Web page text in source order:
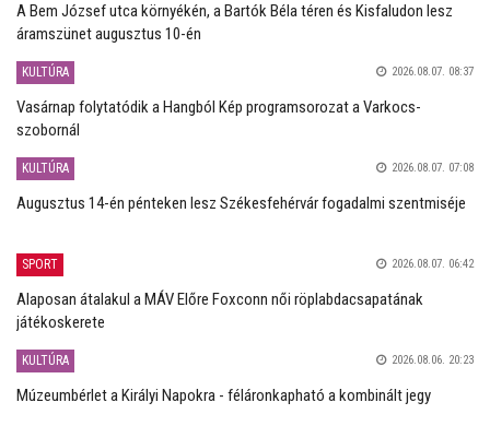
A Bem József utca környékén, a Bartók Béla téren és Kisfaludon lesz
áramszünet augusztus 10-én
KULTÚRA 2026.08.07. 08:37
Vasárnap folytatódik a Hangból Kép programsorozat a Varkocs-
szobornál
KULTÚRA 2026.08.07. 07:08
Augusztus 14-én pénteken lesz Székesfehérvár fogadalmi szentmiséje
SPORT 2026.08.07. 06:42
Alaposan átalakul a MÁV Előre Foxconn női röplabdacsapatának
játékoskerete
KULTÚRA 2026.08.06. 20:23
Múzeumbérlet a Királyi Napokra - féláronkapható a kombinált jegy